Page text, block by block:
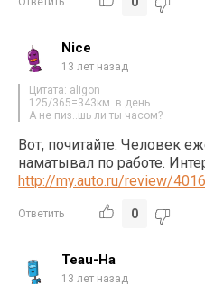
Nice
13 лет назад
Цитата: aligon
125/365=343км. в день
А не пиз..шь ли ты часом?
Вот, почитайте. Человек
наматывал по работе.
http://my.auto.ru/review/
Ответить 0
Teau-Ha
13 лет назад